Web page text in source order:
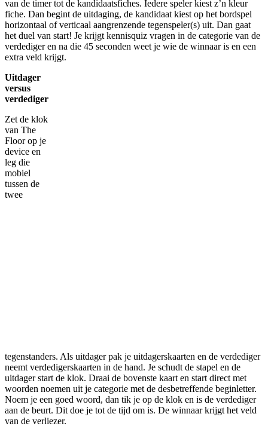
van de timer tot de kandidaatsfiches. Iedere speler kiest z’n kleur
fiche. Dan begint de uitdaging, de kandidaat kiest op het bordspel
horizontaal of verticaal aangrenzende tegenspeler(s) uit. Dan gaat
het duel van start! Je krijgt kennisquiz vragen in de categorie van de
verdediger en na die 45 seconden weet je wie de winnaar is en een
extra veld krijgt.
Uitdager
versus
verdediger
Zet de klok
van The
Floor op je
device en
leg die
mobiel
tussen de
twee
tegenstanders. Als uitdager pak je uitdagerskaarten en de verdediger
neemt verdedigerskaarten in de hand. Je schudt de stapel en de
uitdager start de klok. Draai de bovenste kaart en start direct met
woorden noemen uit je categorie met de desbetreffende beginletter.
Noem je een goed woord, dan tik je op de klok en is de verdediger
aan de beurt. Dit doe je tot de tijd om is. De winnaar krijgt het veld
van de verliezer.